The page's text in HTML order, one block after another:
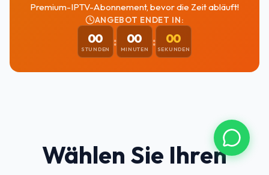
Premium-IPTV-Abonnement, bevor die Zeit abläuft!
ANGEBOT ENDET IN:
00
STUNDEN
: 00
MINUTEN
: 00
SEKUNDEN
Wählen Sie Ihren